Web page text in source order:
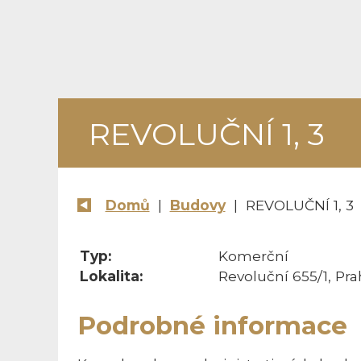
REVOLUČNÍ 1, 3
Domů | Budovy| REVOLUČNÍ 1, 3
Typ:
Komerční
Lokalita:
Revoluční 655/1,
Podrobné informace